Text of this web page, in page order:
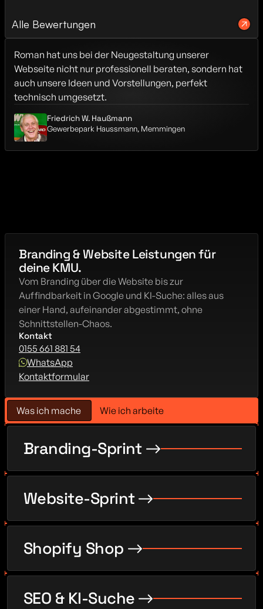
Alle Bewertungen
Roman hat uns bei der Neugestaltung unserer
Webseite nicht nur professionell beraten, sondern hat
auch unsere Ideen und Vorstellungen, perfekt
technisch umgesetzt.
Friedrich W. Haußmann
Gewerbepark Haussmann, Memmingen
Was ich mache Wie ich arbeite
Branding-Sprint
Website-Sprint
Shopify Shop
SEO & KI-Suche
Branding & Website Leistungen für
deine KMU.
Vom Branding über die Website bis zur
Auffindbarkeit in Google und KI-Suche: alles aus
einer Hand, aufeinander abgestimmt, ohne
Schnittstellen-Chaos.
Kontakt
0155 661 881 54
WhatsApp
Kontaktformular